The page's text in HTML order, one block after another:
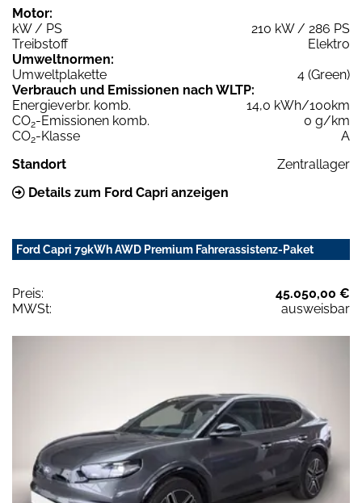
Motor:
kW / PS
210 kW / 286 PS
Treibstoff
Elektro
Umweltnormen:
Umweltplakette
4 (Green)
Verbrauch und Emissionen nach WLTP:
Energieverbr. komb.
14,0 kWh/100km
CO2-Emissionen komb.
0 g/km
CO2-Klasse
A
Standort
Zentrallager
Details zum Ford Capri anzeigen
Ford Capri 79kWh AWD Premium Fahrerassistenz-Paket
Preis:
45.050,00 €
MWSt:
ausweisbar